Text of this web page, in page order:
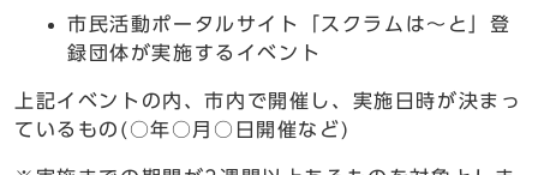
市民活動ポータルサイト「スクラムは～と」登
録団体が実施するイベント
上記イベントの内、市内で開催し、実施日時が決まっ
ているもの(○年○月○日開催など)